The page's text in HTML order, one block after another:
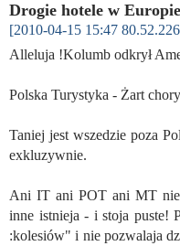
Drogie hotele w
[2010-04-15 15:47
Alleluja !Kolumb odkrył
Polska Turystyka - Żart
Taniej jest wszedzie poza
exkluzywnie.
Ani IT ani POT ani MT nie
inne istnieja - i stoja puste!
:kolesiów" i nie pozwalaja